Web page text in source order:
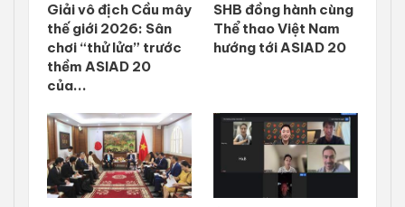
Giải vô địch Cầu mây
thế giới 2026: Sân
chơi “thử lửa” trước
thềm ASIAD 20
của...
SHB đồng hành cùng
Thể thao Việt Nam
hướng tới ASIAD 20